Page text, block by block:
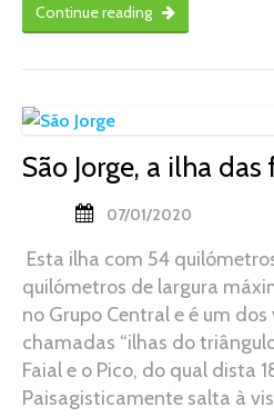
Continue reading
São Jorge, a ilha das
07/01/2020
Esta ilha com 54
quilómetros de largura
no Grupo Central e é um
chamadas “ilhas do
Faial e o Pico, do qual dista
Paisagisticamente salta à